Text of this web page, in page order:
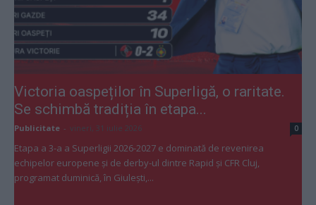
Victoria oaspeților în Superligă, o raritate.
Se schimbă tradiția în etapa...
Publicitate - vineri, 31 iulie 2026 0
Etapa a 3-a a Superligii 2026-2027 e dominată de revenirea
echipelor europene și de derby-ul dintre Rapid și CFR Cluj,
programat duminică, în Giulești,...